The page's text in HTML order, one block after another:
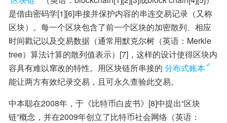
是借由密码学[1][6]串接并保护内容的串连交易记录（又称
区块）。每一个区块包含了前一个区块的加密散列、相应
时间戳记以及交易数据（通常用默克尔树（英语：Merkle
tree）算法计算的散列值表示）[7]，这样的设计使得区块内
容具有难以窜改的特性。用区块链所串接的 分布式账本
能让两方有效纪录交易，且可永久查验此交易。
中本聪在2008年，于《比特币白皮书》[8]中提出“区块
链”概念，并在2009年创立了比特币社会网络（英语：